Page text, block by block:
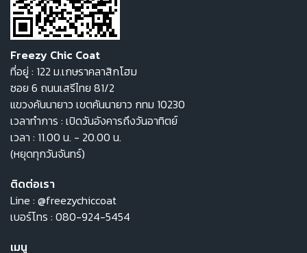
Freezy Chic Coat
ที่อยู่ : 122 ม.เกษราคลาสิกโฮม
ซอย 6 ถนนเสรีไทย 81/2
แขวงคันนายาว เขตคันนายาว กทม 10230
เวลาทำการ : เปิดวันอังคารถึงวันอาทิตย์
เวลา : 11.00 น. - 20.00 น.
(หยุดทุกวันจันทร์)
ติดต่อเรา
Line : @freezychiccoat
เบอร์โทร : 080-924-5454
เมนู